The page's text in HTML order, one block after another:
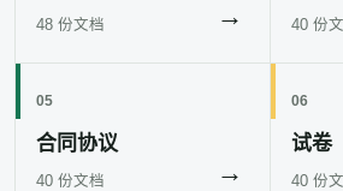
48 份文档 → 40 份
05
合同协议
40 份文档 →
06
试卷
40 份